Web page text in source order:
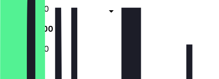
12:00 - 18:00
12:00 - 18:00
12:00 - 18:00